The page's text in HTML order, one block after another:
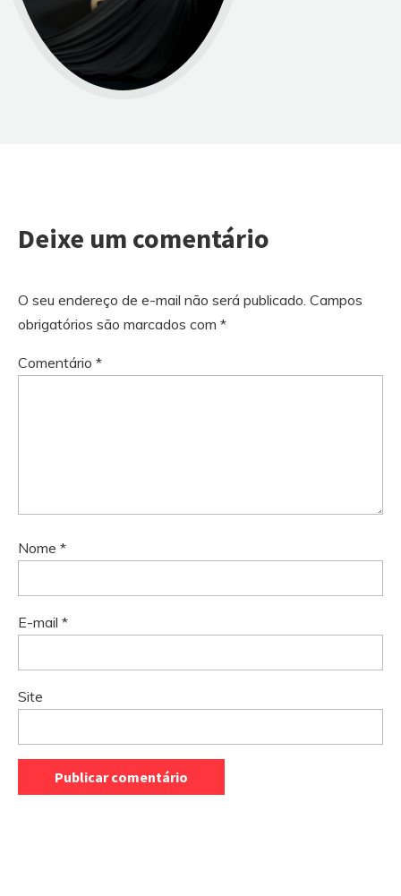
Deixe um comentário
O seu endereço de e-mail não será publicado. Campos
obrigatórios são marcados com *
Comentário *
Nome *
E-mail *
Site